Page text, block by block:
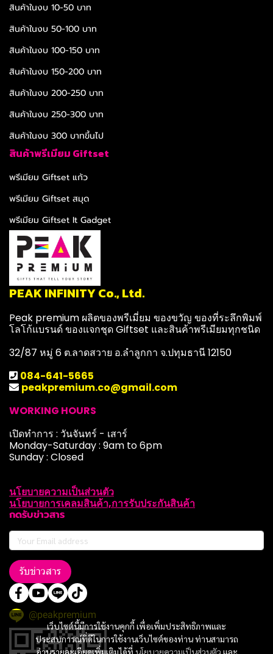
เว็บไซต์นี้มีการใช้งานคุกกี้ เพื่อเพิ่มประสิทธิภาพและ
ประสบการณ์ที่ดีในการใช้งานเว็บไซต์ของท่าน ท่านสามารถ
อ่านรายละเอียดเพิ่มเติมได้ที่ นโยบายความเป็นส่วนตัว และ
สินค้าในงบ 10-50 บาท
สินค้าในงบ 50-100 บาท
สินค้าในงบ 100-150 บาท
สินค้าในงบ 150-200 บาท
สินค้าในงบ 200-250 บาท
สินค้าในงบ 250-300 บาท
สินค้าในงบ 300 บาทขึ้นไป
สินค้าพรีเมียม Giftset
พรีเมียม Giftset แก้ว
พรีเมียม Giftset สมุด
พรีเมียม Giftset It Gadget
PEAK INFINITY Co., Ltd.
Peak premium ผลิตของพรีเมี่ยม ของขวัญ ของที่ระลึกพิมพ์
โลโก้แบรนด์ ของแจกชุด Giftset และสินค้าพรีเมียมทุกชนิด
32/87 หมู่ 6 ต.ลาดสวาย อ.ลำลูกกา จ.ปทุมธานี 12150
084-641-5665
peakpremium.co@gmail.com
WORKING HOURS
เปิดทำการ : วันจันทร์ - เสาร์
Monday-Saturday : 9am to 6pm
Sunday : Closed
นโยบายความเป็นส่วนตัว
นโยบายการเคลมสินค้า,การรับประกันสินค้า
กดรับข่าวสาร
รับข่าวสาร
@peakpremium